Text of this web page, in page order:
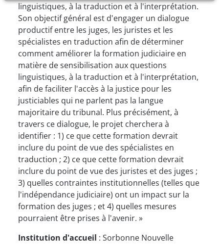
linguistiques, à la traduction et à l'interprétation.
Son objectif général est d'engager un dialogue
productif entre les juges, les juristes et les
spécialistes en traduction afin de déterminer
comment améliorer la formation judiciaire en
matière de sensibilisation aux questions
linguistiques, à la traduction et à l'interprétation,
afin de faciliter l'accès à la justice pour les
justiciables qui ne parlent pas la langue
majoritaire du tribunal. Plus précisément, à
travers ce dialogue, le projet cherchera à
identifier : 1) ce que cette formation devrait
inclure du point de vue des spécialistes en
traduction ; 2) ce que cette formation devrait
inclure du point de vue des juristes et des juges ;
3) quelles contraintes institutionnelles (telles que
l'indépendance judiciaire) ont un impact sur la
formation des juges ; et 4) quelles mesures
pourraient être prises à l'avenir. »
Institution d'accueil : Sorbonne Nouvelle